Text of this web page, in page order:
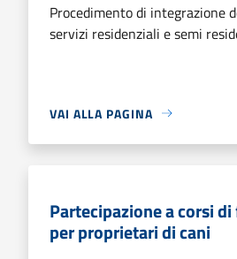
Procedimento di integrazione
servizi residenziali e semi
VAI ALLA PAGINA
Partecipazione a corsi
per proprietari di cani